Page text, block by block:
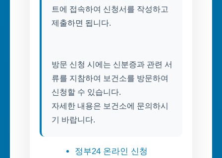
트에 접속하여 신청서를 작성하고
제출하면 됩니다.
방문 신청 시에는 신분증과 관련 서
류를 지참하여 보건소를 방문하여
신청할 수 있습니다.
자세한 내용은 보건소에 문의하시
정부24 온라인 신청